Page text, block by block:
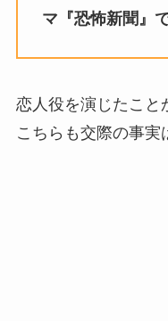
マ『恐怖新聞』
恋人役を演じたこと
こちらも交際の事実